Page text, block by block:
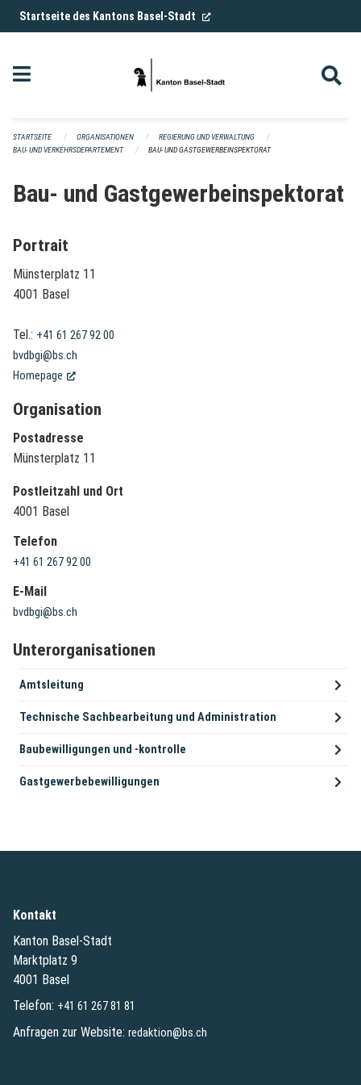
Navigation überspringen
Startseite des Kantons Basel-Stadt (External Link)
STARTSEITE ORGANISATIONEN
REGIERUNG UND VERWALTUNG
BAU- UND VERKEHRSDEPARTEMENT
BAU- UND GASTGEWERBEINSPEKTORAT
Bau- und Gastgewerbeinspektorat
Portrait
Münsterplatz 11
4001 Basel
Tel.: +41 61 267 92 00
bvdbgi@bs.ch
Homepage
(External Link)
Organisation
Postadresse
Münsterplatz 11
Postleitzahl und Ort
4001 Basel
Telefon
+41 61 267 92 00
E-Mail
bvdbgi@bs.ch
Unterorganisationen
Amtsleitung
Technische Sachbearbeitung und Administration
Baubewilligungen und -kontrolle
Gastgewerbebewilligungen
Kontakt
Kanton Basel-Stadt
Marktplatz 9
4001 Basel
Telefon: +41 61 267 81 81
Anfragen zur Website: redaktion@bs.ch